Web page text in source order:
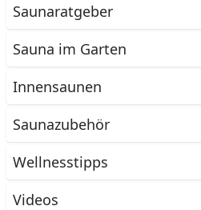
Saunaratgeber
Sauna im Garten
Innensaunen
Saunazubehör
Wellnesstipps
Videos